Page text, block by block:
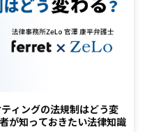
ィングの法規制はどう変
が知っておきたい法律知識